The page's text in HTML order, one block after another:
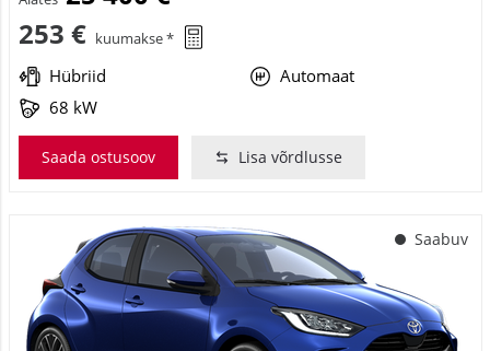
253 € kuumakse *
Hübriid
Automaat
68 kW
Saada ostusoov Lisa võrdlusse
Saabuv